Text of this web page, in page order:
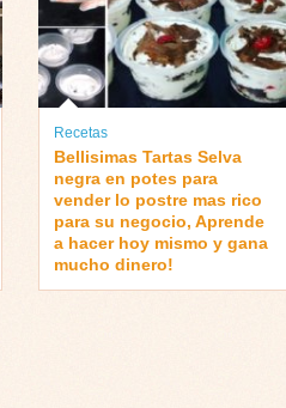
Recetas
Bellisimas Tartas Selva
negra en potes para
vender lo postre mas rico
para su negocio, Aprende
a hacer hoy mismo y gana
mucho dinero!